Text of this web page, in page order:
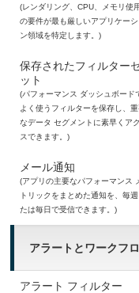
(レンダリング、CPU、メモリ使
の要件が最も厳しいアプリケーシ
ン領域を特定します。)
保存されたフィルター
ット
(パフォーマンス ダッシュボード
よく使うフィルターを保存し、
なデータ セグメントに素早くア
スできます。)
メール通知
(アプリの主要なパフォーマンス
トリックをまとめた通知を、毎週
たは毎日で受信できます。)
アラートとワークフ
アラート フィルター